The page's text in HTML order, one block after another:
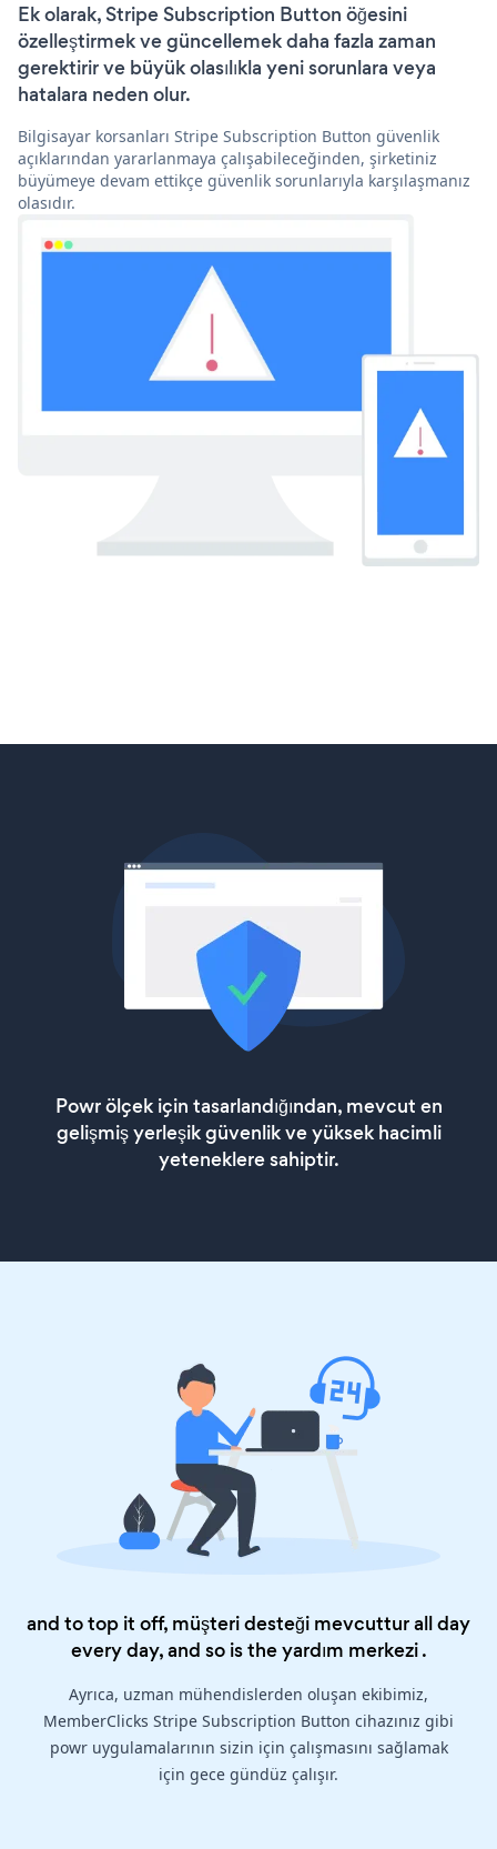
Ek olarak, Stripe Subscription Button öğesini
özelleştirmek ve güncellemek daha fazla zaman
gerektirir ve büyük olasılıkla yeni sorunlara veya
hatalara neden olur.
Bilgisayar korsanları Stripe Subscription Button güvenlik
açıklarından yararlanmaya çalışabileceğinden, şirketiniz
büyümeye devam ettikçe güvenlik sorunlarıyla karşılaşmanız
olasıdır.
Powr ölçek için tasarlandığından, mevcut en
gelişmiş yerleşik güvenlik ve yüksek hacimli
yeteneklere sahiptir.
and to top it off, müşteri desteği mevcuttur all day
every day, and so is theyardım merkezi.
Ayrıca, uzman mühendislerden oluşan ekibimiz,
MemberClicks Stripe Subscription Button cihazınız gibi
powr uygulamalarının sizin için çalışmasını sağlamak
için gece gündüz çalışır.